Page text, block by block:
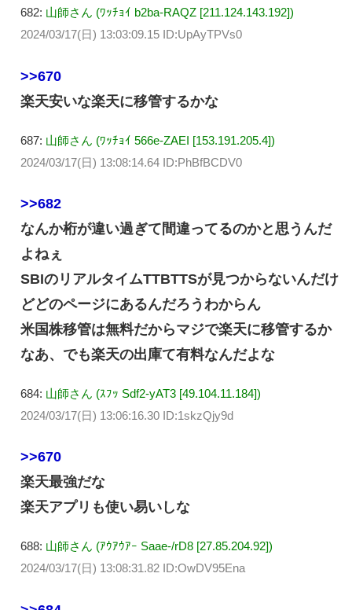
682: 山師さん (ﾜｯﾁｮｲ b2ba-RAQZ [211.124.143.192])
2024/03/17(日) 13:03:09.15 ID:UpAyTPVs0
>>670
楽天安いな楽天に移管するかな
687: 山師さん (ﾜｯﾁｮｲ 566e-ZAEI [153.191.205.4])
2024/03/17(日) 13:08:14.64 ID:PhBfBCDV0
>>682
なんか桁が違い過ぎて間違ってるのかと思うんだ
よねぇ
SBIのリアルタイムTTBTTSが見つからないんだけ
どどのページにあるんだろうわからん
米国株移管は無料だからマジで楽天に移管するか
なあ、でも楽天の出庫て有料なんだよな
684: 山師さん (ｽﾌｯ Sdf2-yAT3 [49.104.11.184])
2024/03/17(日) 13:06:16.30 ID:1skzQjy9d
>>670
楽天最強だな
楽天アプリも使い易いしな
688: 山師さん (ｱｳｱｳｱｰ Saae-/rD8 [27.85.204.92])
2024/03/17(日) 13:08:31.82 ID:OwDV95Ena